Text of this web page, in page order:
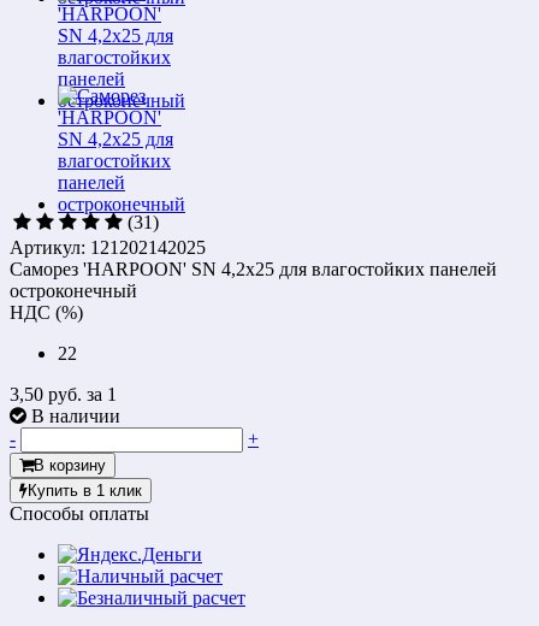
(31)
Артикул: 121202142025
Саморез 'HARPOON' SN 4,2х25 для влагостойких панелей
остроконечный
НДС (%)
22
3,50 руб. за 1
В наличии
-
+
В корзину
Купить в 1 клик
Способы оплаты